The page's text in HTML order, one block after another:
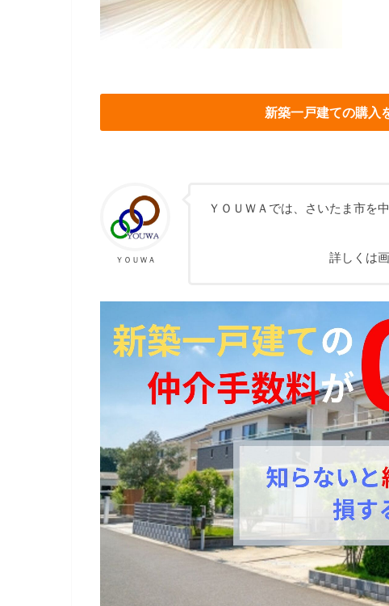
新築一戸建ての購入
ＹＯＵＷＡ
ＹＯＵＷＡでは、さいたま市を
詳しくは